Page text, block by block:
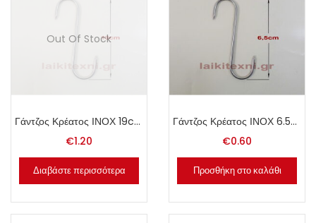
Out Of Stock
Γάντζος Κρέατος ΙΝΟΧ 19cm.
€1.20
Διαβάστε περισσότερα
Γάντζος Κρέατος ΙΝΟΧ 6.5cm.
€0.60
Προσθήκη στο καλάθι